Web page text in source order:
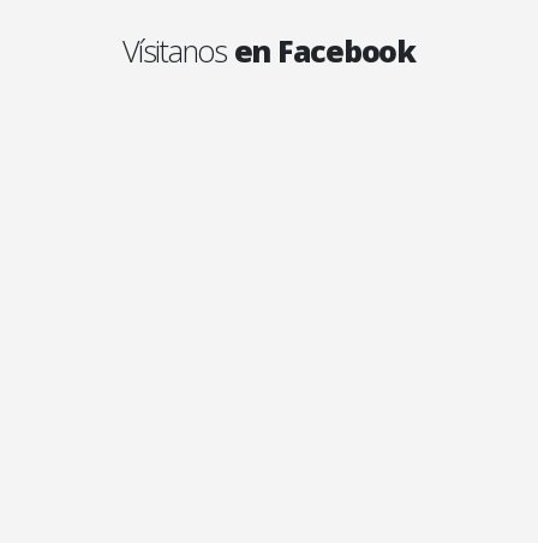
Vísitanos en Facebook